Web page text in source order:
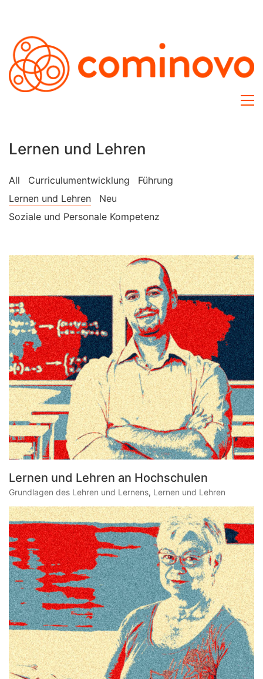
Lernen und Lehren
All Curriculumentwicklung
Führung
Lernen und Lehren
Neu
Soziale und Personale Kompetenz
Lernen und Lehren an Hochschulen
Grundlagen des Lehren und Lernens, Lernen und Lehren